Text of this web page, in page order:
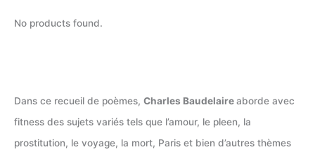
No products found.
Dans ce recueil de poèmes, Charles Baudelaireaborde avec
fitness des sujets variés tels que l’amour, le pleen, la
prostitution, le voyage, la mort, Paris et bien d’autres thèmes